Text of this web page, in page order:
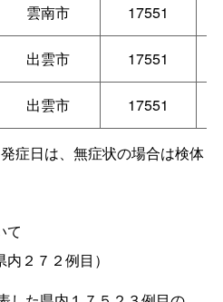
雲南市 17551
出雲市 17551
出雲市 17551
症日は、無症状の場合は検体
て
２７２例目）